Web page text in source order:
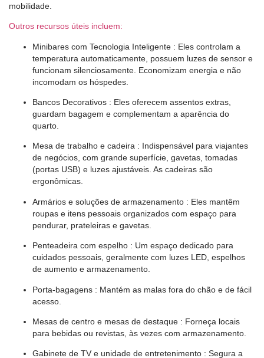
mobilidade.
Outros recursos úteis incluem:
Minibares com Tecnologia Inteligente : Eles controlam a
temperatura automaticamente, possuem luzes de sensor e
funcionam silenciosamente. Economizam energia e não
incomodam os hóspedes.
Bancos Decorativos : Eles oferecem assentos extras,
guardam bagagem e complementam a aparência do
quarto.
Mesa de trabalho e cadeira : Indispensável para viajantes
de negócios, com grande superfície, gavetas, tomadas
(portas USB) e luzes ajustáveis. As cadeiras são
ergonômicas.
Armários e soluções de armazenamento : Eles mantêm
roupas e itens pessoais organizados com espaço para
pendurar, prateleiras e gavetas.
Penteadeira com espelho : Um espaço dedicado para
cuidados pessoais, geralmente com luzes LED, espelhos
de aumento e armazenamento.
Porta-bagagens : Mantém as malas fora do chão e de fácil
acesso.
Mesas de centro e mesas de destaque : Forneça locais
para bebidas ou revistas, às vezes com armazenamento.
Gabinete de TV e unidade de entretenimento : Segura a